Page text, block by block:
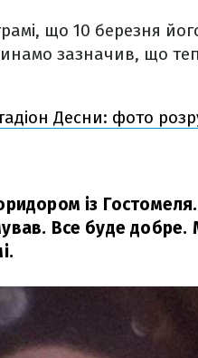
що 10 березня
зазначив, що
Десни: фото
із
Все буде добре.